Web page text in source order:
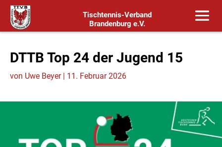
Tischtennis-Verband
Brandenburg e.V.
DTTB Top 24 der Jugend 15
von Uwe Beyer| 11. Februar 2026